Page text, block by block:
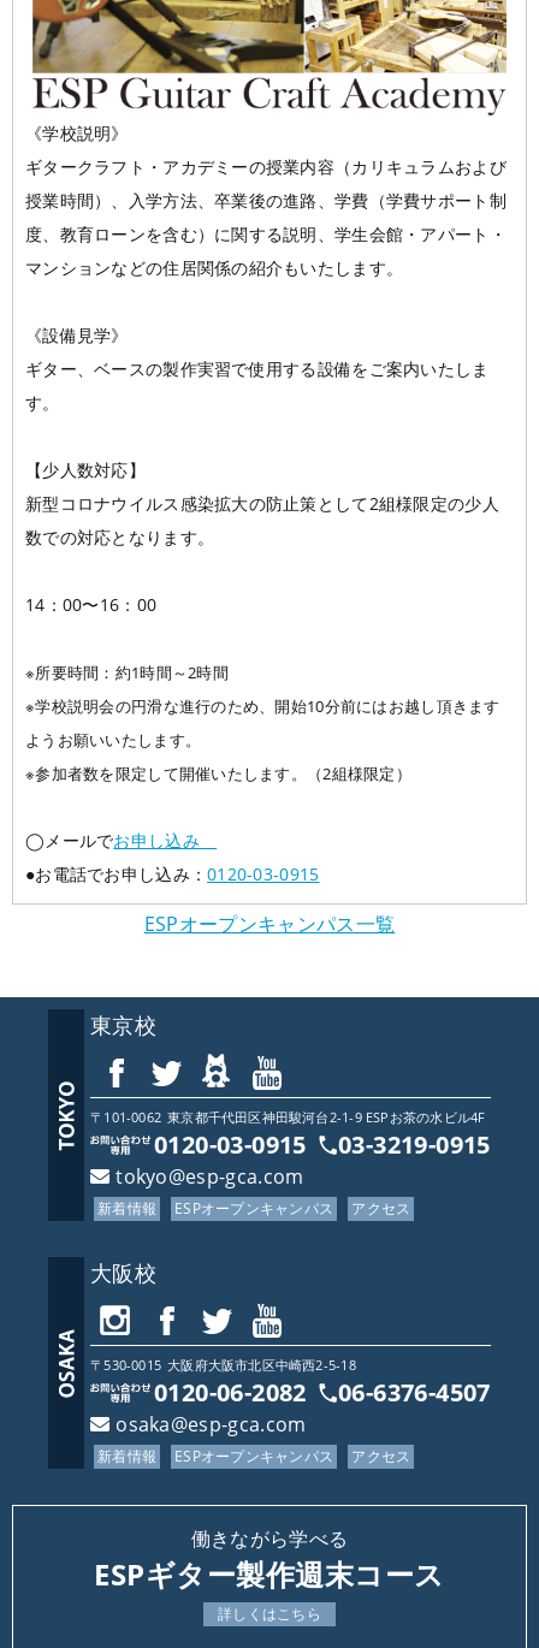
《学校説明》
ギタークラフト・アカデミーの授業内容（カリキュラムおよび
授業時間）、入学方法、卒業後の進路、学費（学費サポート制
度、教育ローンを含む）に関する説明、学生会館・アパート・
マンションなどの住居関係の紹介もいたします。
《設備見学》
ギター、ベースの製作実習で使用する設備をご案内いたしま
す。
【少人数対応】
新型コロナウイルス感染拡大の防止策として2組様限定の少人
数での対応となります。
14：00〜16：00
※所要時間：約1時間～2時間
※学校説明会の円滑な進行のため、開始10分前にはお越し頂きます
ようお願いいたします。
※参加者数を限定して開催いたします。（2組様限定）
◯メールでお申し込み
●お電話でお申し込み：0120-03-0915
ESPオープンキャンパス一覧
東京校
〒101-0062 東京都千代田区神田駿河台2-1-9 ESPお茶の水ビル4F
0120-03-0915 03-3219-0915
tokyo@esp-gca.com
新着情報 ESPオープンキャンパス アクセス
大阪校
〒530-0015 大阪府大阪市北区中崎西2-5-18
0120-06-2082 06-6376-4507
osaka@esp-gca.com
新着情報 ESPオープンキャンパス アクセス
働きながら学べる
ESPギター製作週末コース
詳しくはこちら